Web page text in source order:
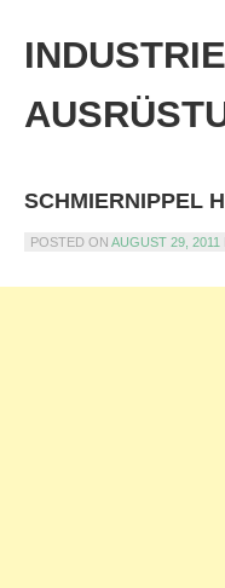
content
SCHMIERNIPPEL
POSTED ON AUGUST 29, 2011